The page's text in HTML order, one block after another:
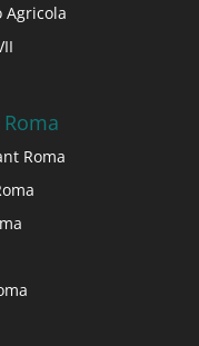
Agricola
Roma